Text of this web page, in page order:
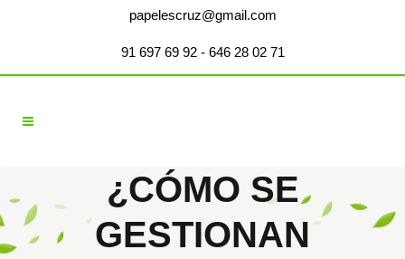
papelescruz@gmail.com
91 697 69 92- 646 28 02 71
¿CÓMO SE
GESTIONAN